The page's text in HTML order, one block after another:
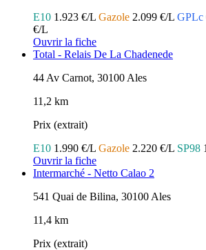
E10 1.923 €/L Gazole 2.099 €/L GPLc
€/L
Ouvrir la fiche
Total - Relais De La Chadenede
44 Av Carnot, 30100 Ales
11,2 km
Prix (extrait)
E10 1.990 €/L Gazole 2.220 €/L SP98
Ouvrir la fiche
Intermarché - Netto Calao 2
541 Quai de Bilina, 30100 Ales
11,4 km
Prix (extrait)